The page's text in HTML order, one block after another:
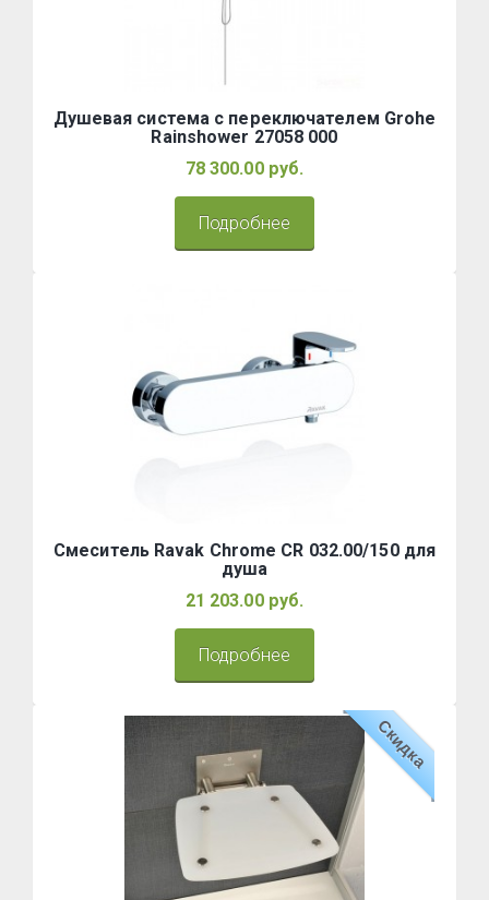
Душевая система с переключателем Grohe
Rainshower 27058 000
78 300.00 руб.
Подробнее
Смеситель Ravak Chrome CR 032.00/150 для
душа
21 203.00 руб.
Подробнее
Скидка